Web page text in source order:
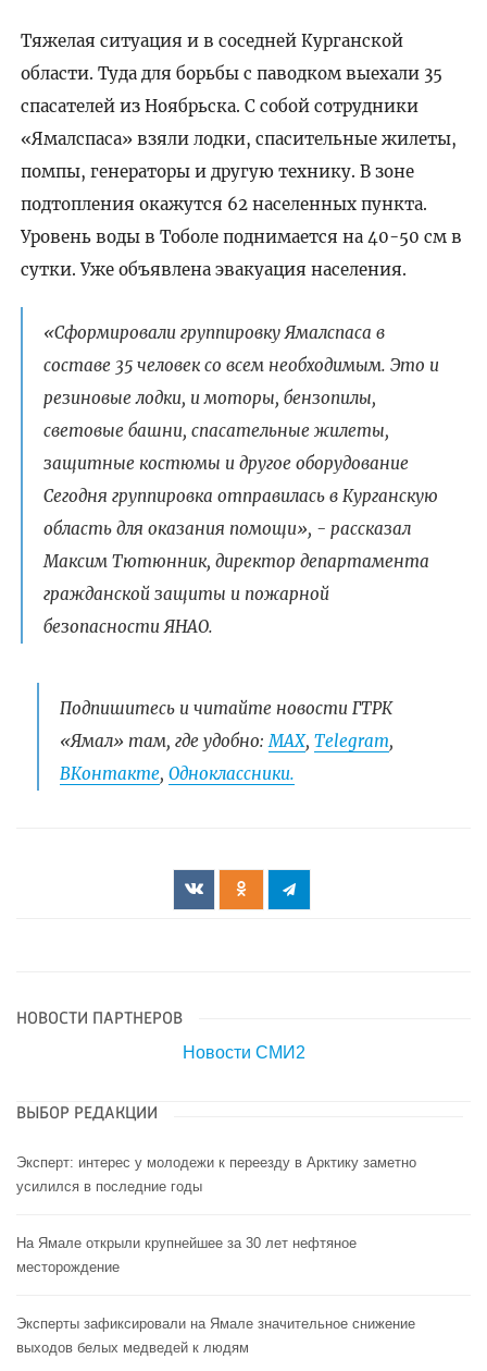
Тяжелая ситуация и в соседней Курганской
области. Туда для борьбы с паводком выехали 35
спасателей из Ноябрьска. С собой сотрудники
«Ямалспаса» взяли лодки, спасительные жилеты,
помпы, генераторы и другую технику. В зоне
подтопления окажутся 62 населенных пункта.
Уровень воды в Тоболе поднимается на 40-50 см в
сутки. Уже объявлена эвакуация населения.
«Сформировали группировку Ямалспаса в
составе 35 человек со всем необходимым. Это и
резиновые лодки, и моторы, бензопилы,
световые башни, спасательные жилеты,
защитные костюмы и другое оборудование
Сегодня группировка отправилась в Курганскую
область для оказания помощи», - рассказал
Максим Тютюнник, директор департамента
гражданской защиты и пожарной
безопасности ЯНАО.
Подпишитесь и читайте новости ГТРК
«Ямал» там, где удобно: МАХ, Telegram,
ВКонтакте, Одноклассники.
НОВОСТИ ПАРТНЕРОВ
Новости СМИ2
ВЫБОР РЕДАКЦИИ
Эксперт: интерес у молодежи к переезду в Арктику заметно
усилился в последние годы
На Ямале открыли крупнейшее за 30 лет нефтяное
месторождение
Эксперты зафиксировали на Ямале значительное снижение
выходов белых медведей к людям